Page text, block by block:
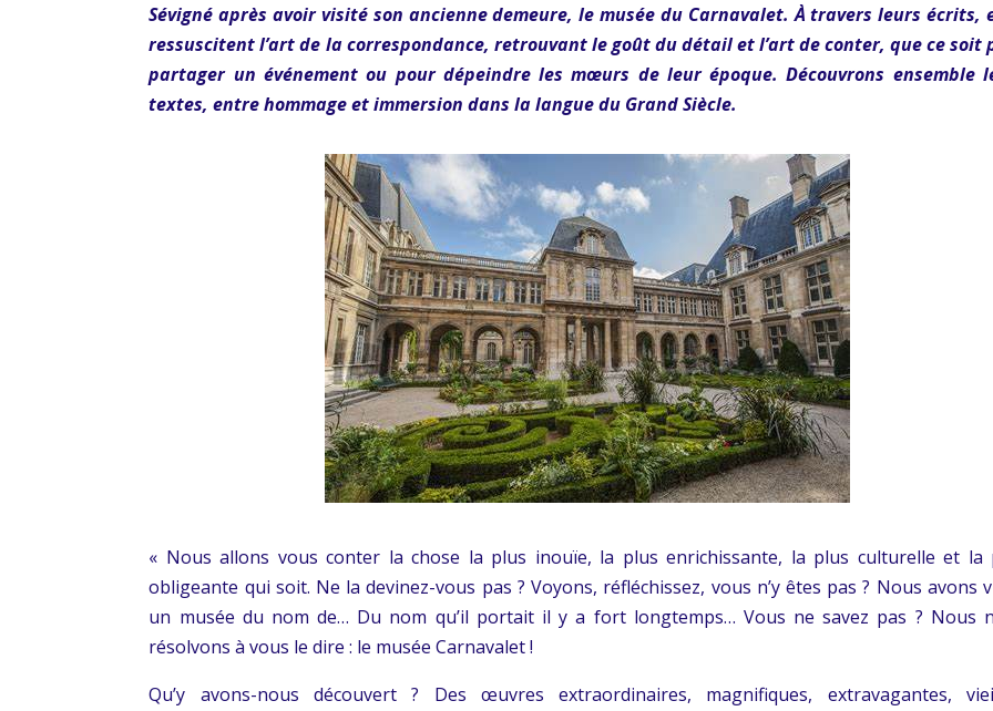
Sévigné après avoir visité son ancienne demeure, le musée du Carnavalet. À travers leurs écrits,
ressuscitent l’art de la correspondance, retrouvant le goût du détail et l’art de conter, que ce soit
partager un événement ou pour dépeindre les mœurs de leur époque. Découvrons ensemble
textes, entre hommage et immersion dans la langue du Grand Siècle.
« Nous allons vous conter la chose la plus inouïe, la plus enrichissante, la plus culturelle et la
obligeante qui soit. Ne la devinez-vous pas ? Voyons, réfléchissez, vous n’y êtes pas ? Nous avons
un musée du nom de… Du nom qu’il portait il y a fort longtemps… Vous ne savez pas ? Nous
résolvons à vous le dire : le musée Carnavalet !
Qu’y avons-nous découvert ? Des œuvres extraordinaires, magnifiques, extravagantes,